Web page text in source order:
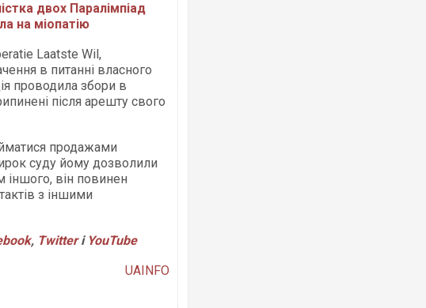
двох Паралімпіад
на міопатію
Laatste Wil,
в питанні власного
проводила збори в
після арешту свого
продажами
суду йому дозволили
іншого, він повинен
з іншими
, Twitterі YouTube
UAINFO